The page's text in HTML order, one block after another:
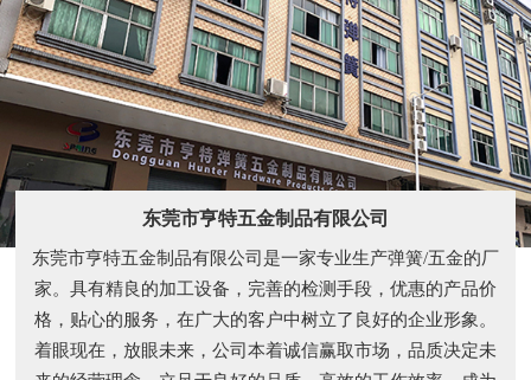
东莞市亨特五金制品有限公司
东莞市亨特五金制品有限公司是一家专业生产弹簧/五金的厂
家。具有精良的加工设备，完善的检测手段，优惠的产品价
格，贴心的服务，在广大的客户中树立了良好的企业形象。
着眼现在，放眼未来，公司本着诚信赢取市场，品质决定未